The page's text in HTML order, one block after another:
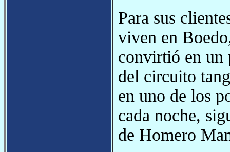
Para sus
viven en
convirtió en un
del circuito
en uno de los
cada noche,
de Homero